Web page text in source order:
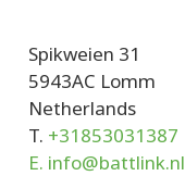
Spikweien 31
5943AC Lomm
Netherlands
T. +31853031387
E. info@battlink.nl